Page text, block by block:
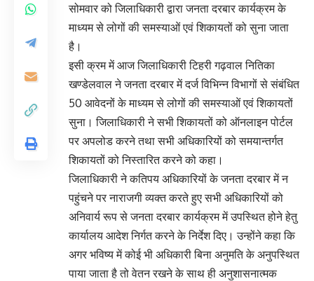
सोमवार को जिलाधिकारी द्वारा जनता दरबार कार्यक्रम के
माध्यम से लोगों की समस्याओं एवं शिकायतों को सुना जाता
है।
इसी क्रम में आज जिलाधिकारी टिहरी गढ़वाल नितिका
खण्डेलवाल ने जनता दरबार में दर्ज विभिन्न विभागों से संबंधित
50 आवेदनों के माध्यम से लोगों की समस्याओं एवं शिकायतों
सुना। जिलाधिकारी ने सभी शिकायतों को ऑनलाइन पोर्टल
पर अपलोड करने तथा सभी अधिकारियों को समयान्तर्गत
शिकायतों को निस्तारित करने को कहा।
जिलाधिकारी ने कतिपय अधिकारियों के जनता दरबार में न
पहुंचने पर नाराजगी व्यक्त करते हुए सभी अधिकारियों को
अनिवार्य रूप से जनता दरबार कार्यक्रम में उपस्थित होने हेतु
कार्यालय आदेश निर्गत करने के निर्देश दिए। उन्होंने कहा कि
अगर भविष्य में कोई भी अधिकारी बिना अनुमति के अनुपस्थित
पाया जाता है तो वेतन रखने के साथ ही अनुशासनात्मक